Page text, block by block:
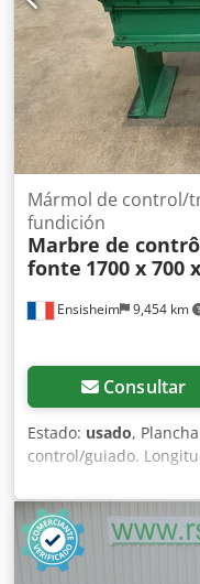
Ensisheim 9,454 km
Mármol de control/
fundición
Marbre de
fonte 1700 x 700
Consultar
Estado: usado,
control/guiado.
Grosor: 230 mm
Csdpszqzy Defx Ai